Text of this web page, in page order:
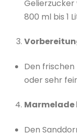
Gelierzucker
800 ml bis 1
Den
oder sehr
Marmelade
Den